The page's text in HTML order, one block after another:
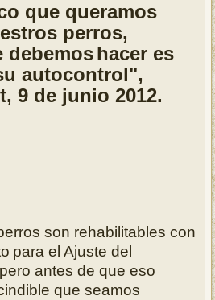
que queramos
perros,
debemoshacer es
autocontrol",
9 de junio 2012.
son rehabilitables con
para el Ajuste del
antes de que eso
que seamos